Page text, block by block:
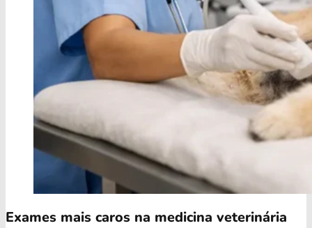
Exames mais caros na medicina veterinária